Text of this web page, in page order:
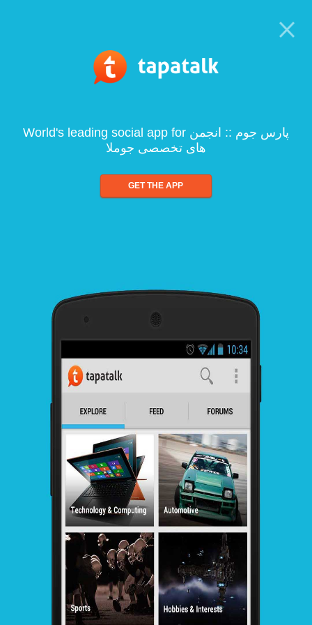
World's leading social app for پارس جوم :: انجمن
های تخصصی جوملا
GET THE APP